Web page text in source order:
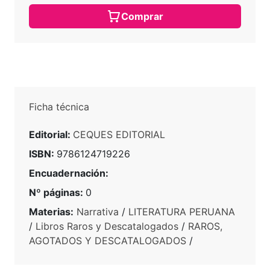
Comprar
Ficha técnica
Editorial: CEQUES EDITORIAL
ISBN: 9786124719226
Encuadernación:
Nº páginas: 0
Materias: Narrativa / LITERATURA PERUANA
/ Libros Raros y Descatalogados / RAROS,
AGOTADOS Y DESCATALOGADOS /